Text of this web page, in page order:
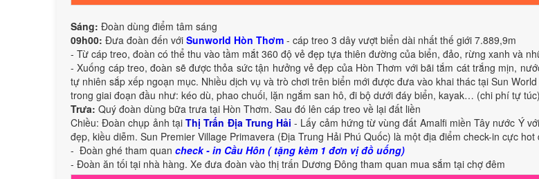
Sáng: Đoàn dùng điểm tâm sáng
09h00: Đưa đoàn đến với Sunworld Hòn Thơm - cáp treo 3 dây vượt biển dài nhất thế giới 7.889,9m
- Từ cáp treo, đoàn có thể thu vào tầm mắt 360 độ vẻ đẹp tựa thiên đường của biển, đảo, rừng xanh và
- Xuống cáp treo, đoàn sẽ được thỏa sức tận hưởng vẻ đẹp của Hòn Thơm với bãi tắm cát trắng mịn,
tự nhiên sắp xếp ngoạn mục. Nhiều dịch vụ và trò chơi trên biển mới được đưa vào khai thác tại Sun
trong giai đoạn đầu như: kéo dù, phao chuối, lặn ngắm san hô, đi bộ dưới đáy biển, kayak… (chi phí tự túc)
Trưa: Quý đoàn dùng bữa trưa tại Hòn Thơm. Sau đó lên cáp treo về lại đất liền
Chiều: Đoàn chụp ảnh tạiThị Trấn Địa Trung Hải - Lấy cảm hứng từ vùng đất Amalfi miền Tây nước Ý
đẹp, kiều diễm. Sun Premier Village Primavera (Địa Trung Hải Phú Quốc) là một địa điểm check-in cực hot
- Đoàn ghé tham quan check - in Cầu Hôn ( tặng kèm 1 đơn vị đồ uống)
- Đoàn ăn tối tại nhà hàng. Xe đưa đoàn vào thị trấn Dương Đông tham quan mua sắm tại chợ đêm